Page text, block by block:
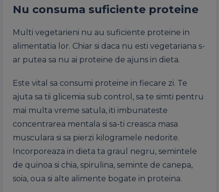
Nu consuma suficiente proteine
Multi vegetarieni nu au suficiente proteine in
alimentatia lor. Chiar si daca nu esti vegetariana s-
ar putea sa nu ai proteine de ajuns in dieta.
Este vital sa consumi proteine in fiecare zi. Te
ajuta sa tii glicemia sub control, sa te simti pentru
mai multa vreme satula, iti imbunateste
concentrarea mentala si sa-ti creasca masa
musculara si sa pierzi kilogramele nedorite.
Incorporeaza in dieta ta graul negru, semintele
de quinoa si chia, spirulina, seminte de canepa,
soia, oua si alte alimente bogate in proteina.